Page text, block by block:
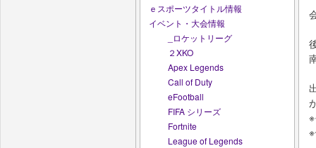
ｅスポーツタイトル情報
イベント・大会情報
_ロケットリーグ
２XKO
Apex Legends
Call of Duty
eFootball
FIFA シリーズ
Fortnite
League of Legends